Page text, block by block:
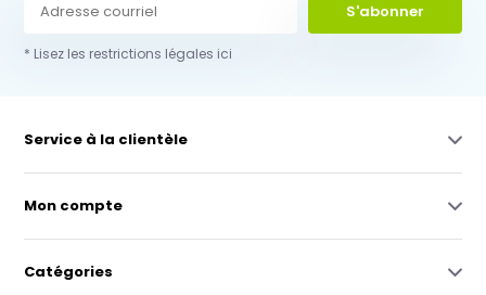
S'abonner
* Lisez les restrictions légales ici
Service à la clientèle
Mon compte
Catégories